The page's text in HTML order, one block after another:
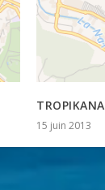
TROPIKANA
15 juin 2013